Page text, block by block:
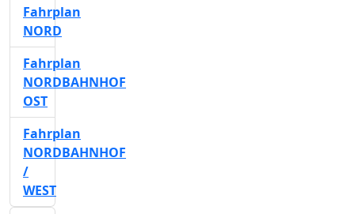
Fahrplan
NORD
Fahrplan
NORDBAHNHOF
OST
Fahrplan
NORDBAHNHOF
/
WEST